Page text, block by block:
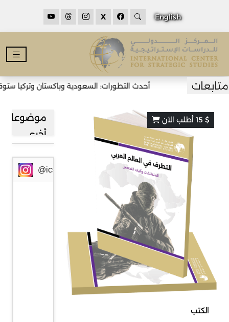
English
X
أحدث التطورات: السعودية وباكستان وتركيا
الكتب
$ 15 أطلب الآن
موضوعات
أخرى
@icssresearch